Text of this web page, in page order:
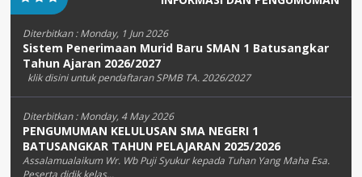
Diterbitkan :Monday, 1 Jun 2026
Sistem Penerimaan Murid Baru SMAN 1 Batusangkar
Tahun Ajaran 2026/2027
klik disini untuk pendaftaran SPMB TA. 2026/2027
Diterbitkan :Monday, 4 May 2026
PENGUMUMAN KELULUSAN SMA NEGERI 1
BATUSANGKAR TAHUN PELAJARAN 2025/2026
Assalamualaikum Wr. Wb Puji Syukur kepada Tuhan Yang Maha Esa.